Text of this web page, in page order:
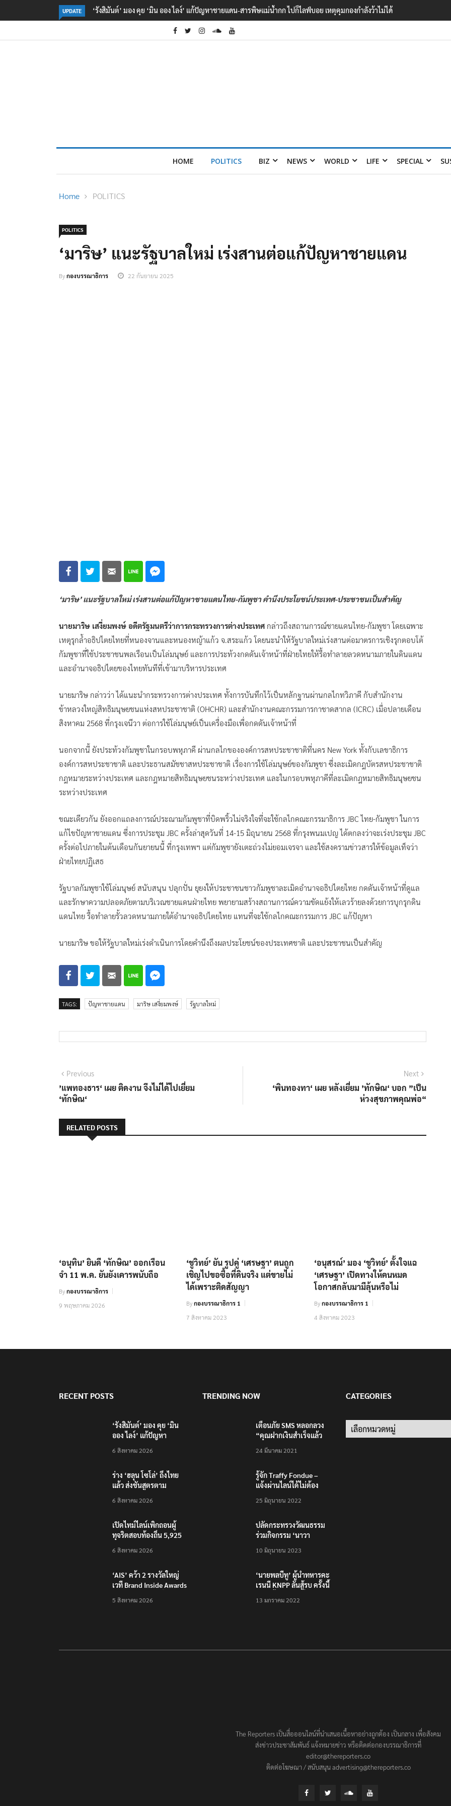
UPDATE ‘รังสิมันต์’ มอง คุย ‘มิน ออง ไลง์’ แก้ปัญหาชายแดน-สารพิษแม่น้ำกก ไปก็ไลฟ์บอย เหตุคุมกองกำลังว้าไม่ได้
HOME POLITICS BIZ NEWS WORLD LIFE SPECIAL
Home POLITICS
POLITICS
‘มาริษ’ แนะรัฐบาลใหม่ เร่งสานต่อแก้ปัญหาชายแดน
Byกองบรรณาธิการ 22 กันยายน 2025
‘มาริษ’ แนะรัฐบาลใหม่ เร่งสานต่อแก้ปัญหาชายแดนไทย-กัมพูชา คำนึงประโยชน์ประเทศ-ประชาชนเป็นสำคัญ
นายมาริษ เสงี่ยมพงษ์ อดีตรัฐมนตรีว่าการกระทรวงการต่างประเทศ กล่าวถึงสถานการณ์ชายแดนไทย-กัมพูชา โดยเฉพาะ
เหตุรุกล้ำอธิปไตยไทยที่หนองจานและหนองหญ้าแก้ว จ.สระแก้ว โดยนะนำให้รัฐบาลใหม่เร่งสานต่อมาตรการเชิงรุกตอบโต้
กัมพูชาที่ใช้ประชาชนพลเรือนเป็นโล่มนุษย์ และการประท้วงกดดันเจ้าหน้าที่ฝ่ายไทยให้รื้อทำลายลวดหนามภายในดินแดน
และอำนาจอธิปไตยของไทยทันทีที่เข้ามาบริหารประเทศ
นายมาริษ กล่าวว่า ได้แนะนำกระทรวงการต่างประเทศ ทั้งการบันทึกไว้เป็นหลักฐานผ่านกลไกทวิภาคี กับสำนักงาน
ข้าหลวงใหญ่สิทธิมนุษยชนแห่งสหประชาชาติ (OHCHR) และสำนักงานคณะกรรมการกาชาดสากล (ICRC) เมื่อปลายเดือน
สิงหาคม 2568 ที่กรุงเจนีวา ต่อการใช้โล่มนุษย์เป็นเครื่องมือเพื่อกดดันเจ้าหน้าที่
นอกจากนี้ ยังประท้วงกัมพูชาในกรอบพหุภาคี ผ่านกลไกขององค์การสหประชาชาติที่นคร New York ทั้งกับเลขาธิการ
องค์การสหประชาชาติ และประธานสมัชชาสหประชาชาติ เรื่องการใช้โล่มนุษย์ของกัมพูชา ซึ่งละเมิดกฎบัตรสหประชาชาติ
กฎหมายระหว่างประเทศ และกฎหมายสิทธิมนุษยชนระหว่างประเทศ และในกรอบพหุภาคีที่ละเมิดกฎหมายสิทธิมนุษยชน
ระหว่างประเทศ
ขณะเดียวกัน ยังออกแถลงการณ์ประณามกัมพูชาที่บิดพริ้วไม่จริงใจที่จะใช้กลไกคณะกรรมาธิการ JBC ไทย-กัมพูชา ในการ
แก้ไขปัญหาชายแดน ซึ่งการประชุม JBC ครั้งล่าสุดวันที่ 14-15 มิถุนายน 2568 ที่กรุงพนมเปญ ได้ตกลงว่าจะเร่งประชุม JBC
ครั้งต่อไปภายในต้นเดือนกันยายนนี้ ที่กรุงเทพฯ แต่กัมพูชายังเตะถ่วงไม่ยอมเจรจา และใช้สงครามข่าวสารให้ข้อมูลเท็จว่า
ฝ่ายไทยปฏิเสธ
รัฐบาลกัมพูชาใช้โล่มนุษย์ สนับสนุน ปลุกปั่น ยุยงให้ประชาชนชาวกัมพูชาละเมิดอำนาจอธิปไตยไทย กดดันเจ้าหน้าที่ดูแล
และรักษาความปลอดภัยตามบริเวณชายแดนฝ่ายไทย พยายามสร้างสถานการณ์ความขัดแย้งให้เลวร้ายลงด้วยการบุกรุกดิน
แดนไทย รื้อทำลายรั้วลวดหนามภายใต้อำนาจอธิปไตยไทย แทนที่จะใช้กลไกคณะกรรมการ JBC แก้ปัญหา
นายมาริษ ขอให้รัฐบาลใหม่เร่งดำเนินการโดยคำนึงถึงผลประโยชน์ของประเทศชาติ และประชาชนเป็นสำคัญ
TAGS: ปัญหาชายแดน มาริษ เสงี่ยมพงษ์ รัฐบาลใหม่
แนะแนว
เรื่อง
PreviousPrevious
post:
’แพทองธาร‘ เผย ติดงาน จึงไม่ได้ไปเยี่ยม
‘ทักษิณ‘
Next
post:
‘พินทองทา‘ เผย หลังเยี่ยม ’ทักษิณ‘ บอก ”เป็น
ห่วงสุขภาพคุณพ่อ“
RELATED POSTS
‘อนุทิน’ ยินดี ‘ทักษิณ’ ออกเรือน
จำ 11 พ.ค. ยันยังเคารพนับถือ
Byกองบรรณาธิการ
9 พฤษภาคม 2026
‘ชูวิทย์’ ยัน รูปคู่ ‘เศรษฐา’ ตนถูก
เชิญไปขอซื้อที่ดินจริง แต่ขายไม่
ได้เพราะติดสัญญา
Byกองบรรณาธิการ 1
7 สิงหาคม 2023
‘อนุสรณ์’ มอง ‘ชูวิทย์’ ตั้งใจแฉ
‘เศรษฐา’ เปิดทางให้คนหมด
โอกาสกลับมามีลุ้นหรือไม่
Byกองบรรณาธิการ 1
4 สิงหาคม 2023
RECENT POSTS
‘รังสิมันต์’ มอง คุย ‘มิน
ออง ไลง์’ แก้ปัญหา
ไปก็ไลฟ์บอย เหตุคุมกอง
6 สิงหาคม 2026
ร่าง ‘ฮลุน โซโล่’ ถึงไทย
แล้ว ส่งชันสูตรตาม
นิติวิทยาศาสตร์
6 สิงหาคม 2026
เปิดไทม์ไลน์เพิกถอนผู้
ทุจริตสอบท้องถิ่น 5,925
ดำเนินการทั้งหมด
6 สิงหาคม 2026
‘AIS’ คว้า 2 รางวัลใหญ่
เวที Brand Inside Awards
โครงสร้างพื้นฐานดิจิทัล
5 สิงหาคม 2026
TRENDING NOW
เตือนภัย SMS หลอกลวง
“คุณฝากเงินสำเร็จแล้ว
200,000 บาท”
24 มีนาคม 2021
รู้จัก Traffy Fondue –
แจ้งผ่านไลน์ได้ไม่ต้อง
ทั่วไทย ไม่ใช่แค่ในกรุง
25 มิถุนายน 2022
ปลัดกระทรวงวัฒนธรรม
ร่วมกิจกรรม ‘นาวา
ตักบาตรทางน้ำ
10 มิถุนายน 2023
‘นายพลบีทู’ ผู้นำทหารคะ
เรนนี KNPP ลั่นสู้รบ ครั้งนี้
ประชาชนต้องชนะ
13 มกราคม 2022
CATEGORIES
Categories
The Reporters เป็นสื่อออนไลน์ที่นำเสนอเนื้อหาอย่างถูกต้อง เป็นกลาง เพื่อสังคม
ส่งข่าวประชาสัมพันธ์ แจ้งหมายข่าว หรือติดต่อกองบรรณาธิการที่
editor@thereporters.co
ติดต่อโฆษณา / สนับสนุน advertising@thereporters.co